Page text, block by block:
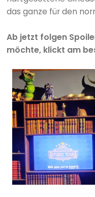
das ganze für den
Ab jetzt folgen
möchte, klickt am